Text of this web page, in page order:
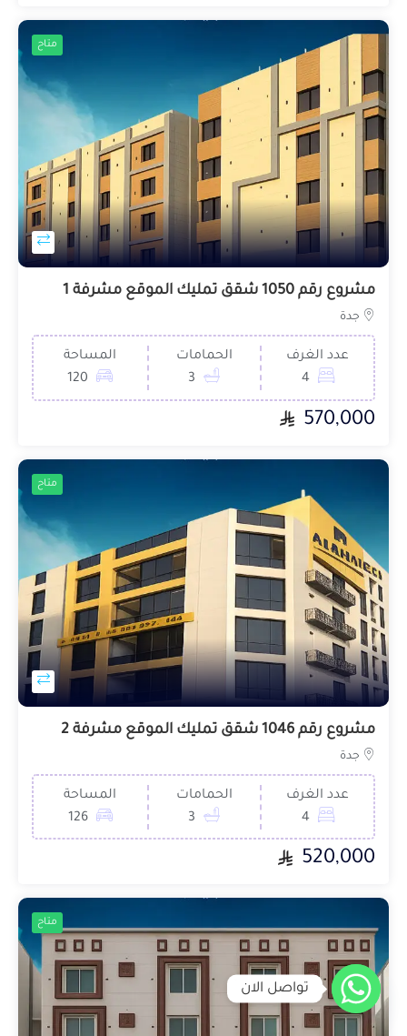
متاح
مشروع رقم 1050 شقق تمليك الموقع مشرفة 1
جدة
عدد الغرف
4
الحمامات
3
المساحة
120
570,000
متاح
مشروع رقم 1046 شقق تمليك الموقع مشرفة 2
جدة
عدد الغرف
4
الحمامات
3
المساحة
126
520,000
متاح
تواصل الان